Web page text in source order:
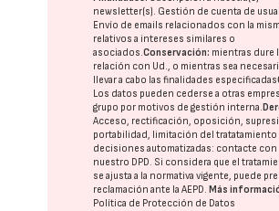
newsletter(s). Gestión de cuenta de
Envío de emails relacionados con la
relativos a intereses similares o
asociados.Conservación: mientras dure
relación con Ud., o mientras sea
llevar a cabo las finalidades especificadas
Los datos pueden cederse a otras
grupo por motivos de gestión interna.
Acceso, rectificación, oposición,
portabilidad, limitación del tratatamiento
decisiones automatizadas: contacte con
nuestro DPD. Si considera que el
se ajusta a la normativa vigente, puede
reclamación ante laAEPD. Más
Política de Protección de Datos